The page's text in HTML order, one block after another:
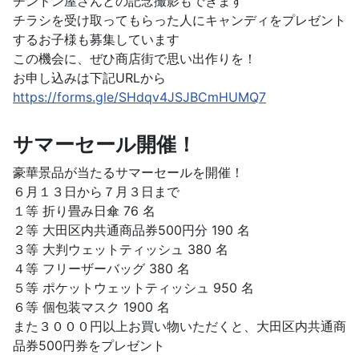
チラシを受け取ってもらった人にキャンディをプレゼント
するお子様も募集しています
この機会に、ぜひ商店街で思い出作りを！
お申し込みは下記URLから
https://forms.gle/SHdqv4JSJBCmHUMQ7
サマーセール開催！
豪華景品が当たるサマーセールを開催！
６月１３日から７月３日まで
１等 折り畳み日傘 76 名
２等 大田区内共通商品券500円分 190 名
３等 大判ウェットティッシュ 380 名
４等 フリーザーバッグ 380 名
５等 ポケットウェットティッシュ 950 名
６等 個包装マスク 1900 名
また３０００円以上お買い物いただくと、大田区内共通商
品券500円券をプレゼント